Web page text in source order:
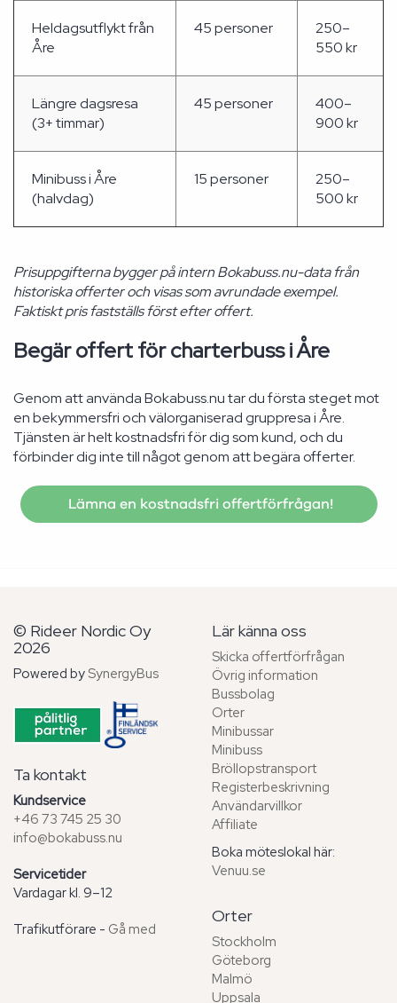
Heldagsutflykt från
Åre
45 personer
250–
550 kr
Längre dagsresa
(3+ timmar)
45 personer
400–
900 kr
Minibuss i Åre
(halvdag)
15 personer
250–
500 kr
Prisuppgifterna bygger på intern Bokabuss.nu-data från
historiska offerter och visas som avrundade exempel.
Faktiskt pris fastställs först efter offert.
Begär offert för charterbuss i Åre
Genom att använda Bokabuss.nu tar du första steget mot
en bekymmersfri och välorganiserad gruppresa i Åre.
Tjänsten är helt kostnadsfri för dig som kund, och du
förbinder dig inte till något genom att begära offerter.
Lämna en kostnadsfri offertförfrågan!
© Rideer Nordic Oy
2026
Powered by SynergyBus
Ta kontakt
Kundservice
+46 73 745 25 30
info@bokabuss.nu
Servicetider
Vardagar kl. 9–12
Trafikutförare - Gå med
Lär känna oss
Skicka offertförfrågan
Övrig information
Bussbolag
Orter
Minibussar
Minibuss
Bröllopstransport
Registerbeskrivning
Användarvillkor
Affiliate
Boka möteslokal här:
Venuu.se
Orter
Stockholm
Göteborg
Malmö
Uppsala